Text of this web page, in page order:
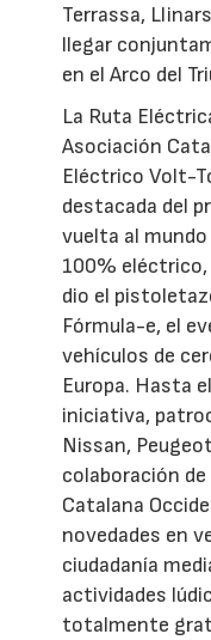
Terrassa,
llegar
en el Arco del
La Ruta
Asociación
Eléctrico Volt-
destacada del
vuelta al
100%
dio el
Fórmula-e, el
vehículos de
Europa. Hasta
iniciativa,
Nissan,
colaboración
Catalana
novedades en
ciudadanía
actividades
totalmente